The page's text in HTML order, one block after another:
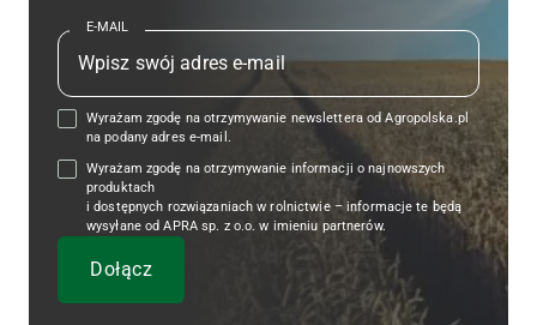
E-MAIL
Wyrażam zgodę na otrzymywanie newslettera od Agropolska.pl
na podany adres e-mail.
Wyrażam zgodę na otrzymywanie informacji o najnowszych
produktach
i dostępnych rozwiązaniach w rolnictwie – informacje te będą
wysyłane od APRA sp. z o.o. w imieniu partnerów.